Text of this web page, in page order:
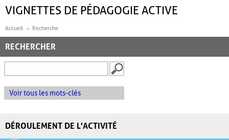
VIGNETTES DE PÉDAGOGIE ACTIVE
Accueil Recherche
RECHERCHER
Voir tous les mots-clés
DÉROULEMENT DE L'ACTIVITÉ